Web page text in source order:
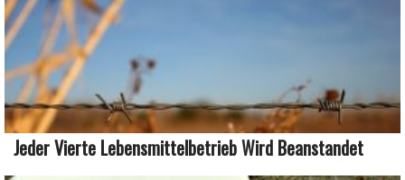
Jeder Vierte Lebensmittelbetrieb Wird Beanstandet